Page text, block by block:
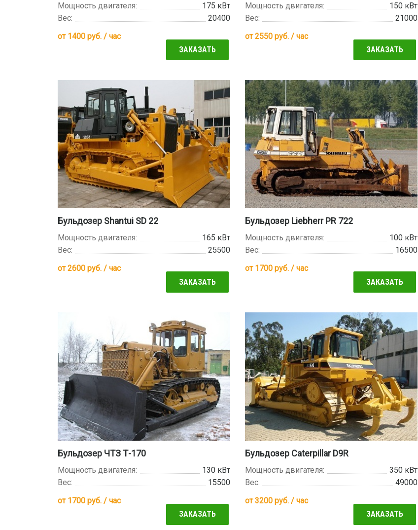
Мощность двигателя:
175 кВт
Вес:
20400
от 1400 руб. / час
ЗАКАЗАТЬ
Мощность двигателя:
150 кВт
Вес:
21000
от2550руб. / час
ЗАКАЗАТЬ
Бульдозер Shantui SD 22
Мощность двигателя:
165 кВт
Вес:
25500
от2600 руб. / час
ЗАКАЗАТЬ
Бульдозер Liebherr PR 722
Мощность двигателя:
100 кВт
Вес:
16500
от 1700руб. / час
ЗАКАЗАТЬ
Бульдозер ЧТЗ Т-170
Мощность двигателя:
130 кВт
Вес:
15500
от 1700 руб. / час
ЗАКАЗАТЬ
Бульдозер Caterpillar D9R
Мощность двигателя:
350 кВт
Вес:
49000
от3200руб. / час
ЗАКАЗАТЬ